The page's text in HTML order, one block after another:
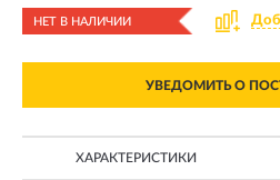
НЕТ В НАЛИЧИИ
УВЕДОМИТЬ О
ХАРАКТЕРИСТИКИ